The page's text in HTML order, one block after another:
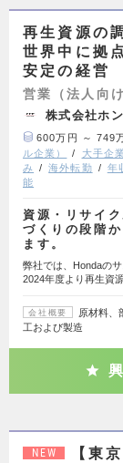
再生資源の
世界中に拠
安定の経営
営業（法人向け
株式会社ホ
600万円 ～ 749
ル企業）
大手企業
み
海外転勤 年
能
資源・リサイ
づくりの段階
ます。
弊社では、Hondaの
2024年度より再生資
会社概要
原材料、
工および製造
NEW
【東